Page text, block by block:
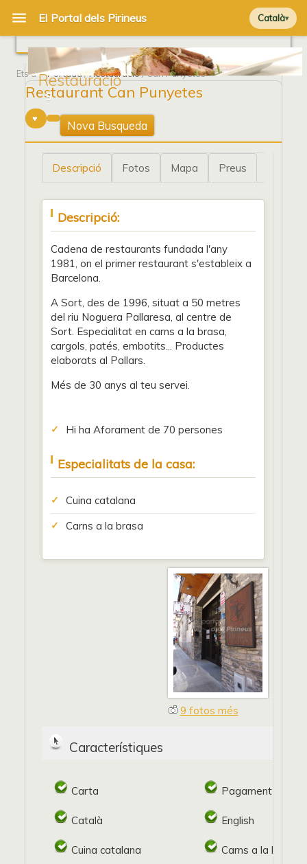
Català
Restauració
Ets a Portada/ Restauració/ Can Punyetes
Restaurant Can Punyetes
5
Nova Busqueda
Descripció Fotos Mapa Preus
Descripció:
Cadena de restaurants fundada l'any
1981, on el primer restaurant s'estableix a
Barcelona.
A Sort, des de 1996, situat a 50 metres
del riu Noguera Pallaresa, al centre de
Sort. Especialitat en carns a la brasa,
cargols, patés, embotits... Productes
elaborats al Pallars.
Més de 30 anys al teu servei.
Hi ha Aforament de 70 persones
Especialitats de la casa:
Cuina catalana
Carns a la brasa
9 fotos més
Característiques
Carta Pagament
Català English
Cuina catalana Carns a la brasa